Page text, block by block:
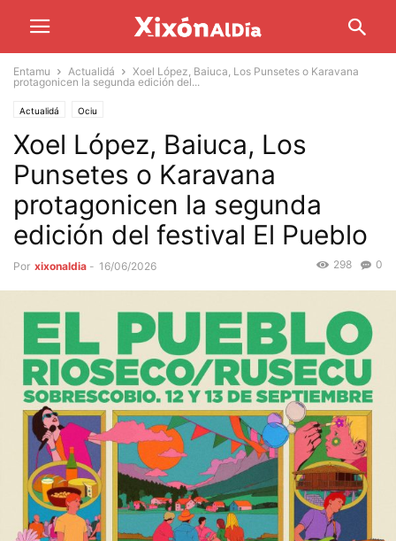
Entamu Actualidá
Xoel López, Baiuca, Los Punsetes o Karavana
protagonicen la segunda edición del...
Actualidá Ociu
Xoel López, Baiuca, Los
Punsetes o Karavana
protagonicen la segunda
edición del festival El Pueblo
Por xixonaldia - 16/06/2026 0
298